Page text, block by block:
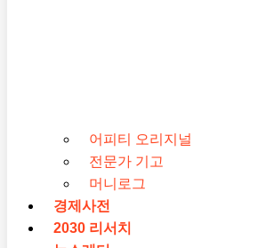
어피티 오리지널
전문가 기고
머니로그
경제사전
2030 리서치